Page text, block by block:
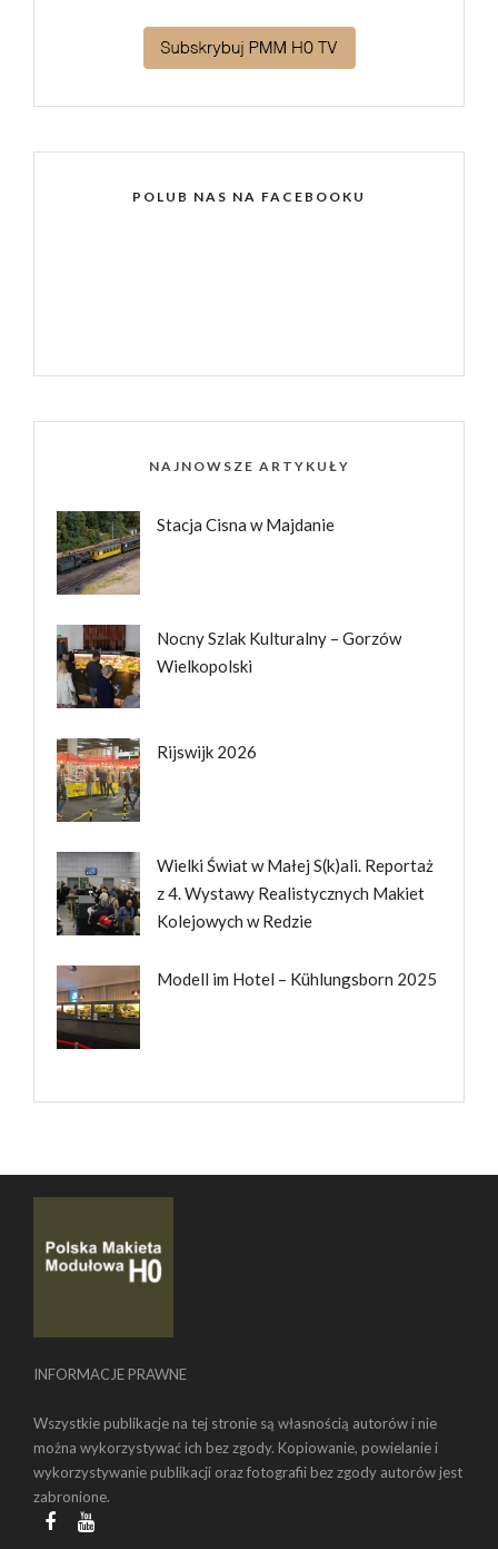
POLUB NAS NA FACEBOOKU
NAJNOWSZE ARTYKUŁY
Stacja Cisna w Majdanie
Nocny Szlak Kulturalny – Gorzów
Wielkopolski
Rijswijk 2026
Wielki Świat w Małej S(k)ali. Reportaż
z 4. Wystawy Realistycznych Makiet
Kolejowych w Redzie
Modell im Hotel – Kühlungsborn 2025
INFORMACJE PRAWNE
Wszystkie publikacje na tej stronie są własnością autorów i nie
można wykorzystywać ich bez zgody. Kopiowanie, powielanie i
wykorzystywanie publikacji oraz fotografii bez zgody autorów jest
zabronione.